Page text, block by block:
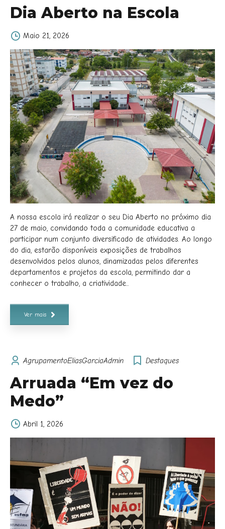
Dia Aberto na Escola
Maio 21, 2026
A nossa escola irá realizar o seu Dia Aberto no próximo dia
27 de maio, convidando toda a comunidade educativa a
participar num conjunto diversificado de atividades. Ao longo
do dia, estarão disponíveis exposições de trabalhos
desenvolvidos pelos alunos, dinamizadas pelos diferentes
departamentos e projetos da escola, permitindo dar a
conhecer o trabalho, a criatividade...
Ver mais
AgrupamentoEliasGarciaAdmin Destaques
Arruada “Em vez do
Medo”
Abril 1, 2026